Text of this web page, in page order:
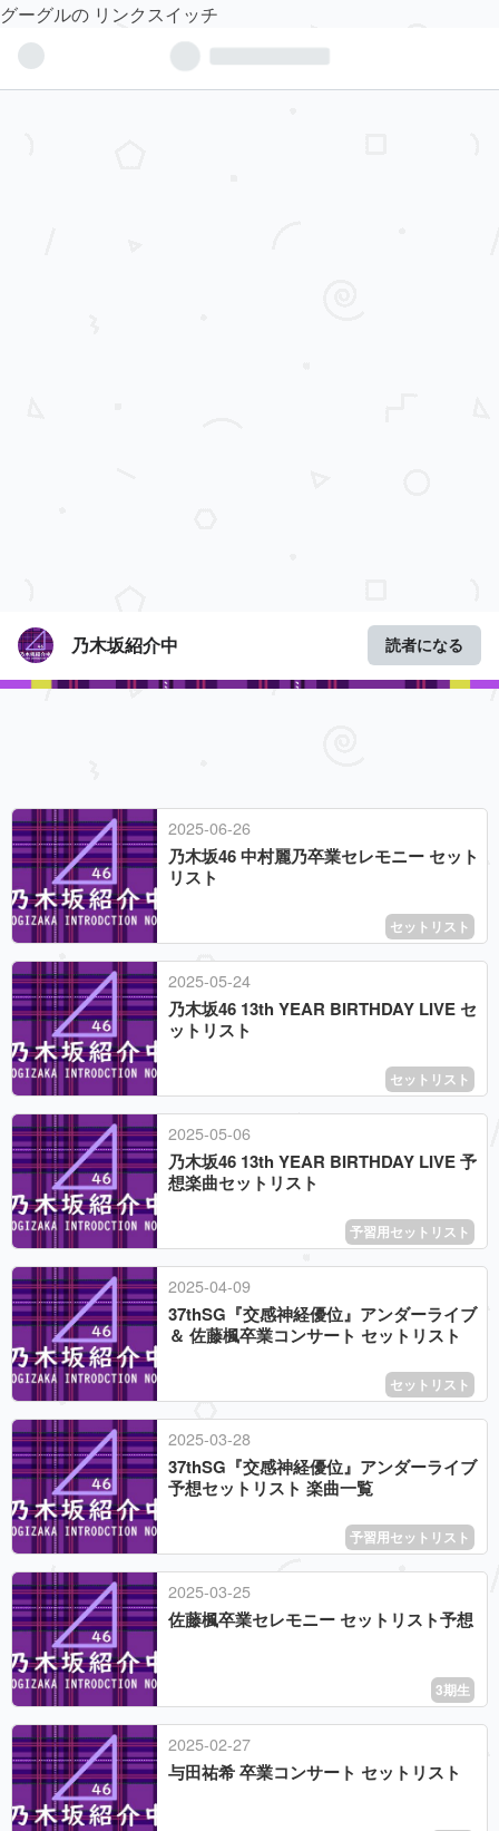
グーグルの リンクスイッチ
乃木坂紹介中 読者になる
2025-06-26
乃木坂46 中村麗乃卒業セレモニー セット
リスト
セットリスト
2025-05-24
乃木坂46 13th YEAR BIRTHDAY LIVE セ
ットリスト
セットリスト
2025-05-06
乃木坂46 13th YEAR BIRTHDAY LIVE 予
想楽曲セットリスト
予習用セットリスト
2025-04-09
37thSG『交感神経優位』アンダーライブ
＆ 佐藤楓卒業コンサート セットリスト
セットリスト
2025-03-28
37thSG『交感神経優位』アンダーライブ
予想セットリスト 楽曲一覧
予習用セットリスト
2025-03-25
佐藤楓卒業セレモニー セットリスト予想
3期生
2025-02-27
与田祐希 卒業コンサート セットリスト